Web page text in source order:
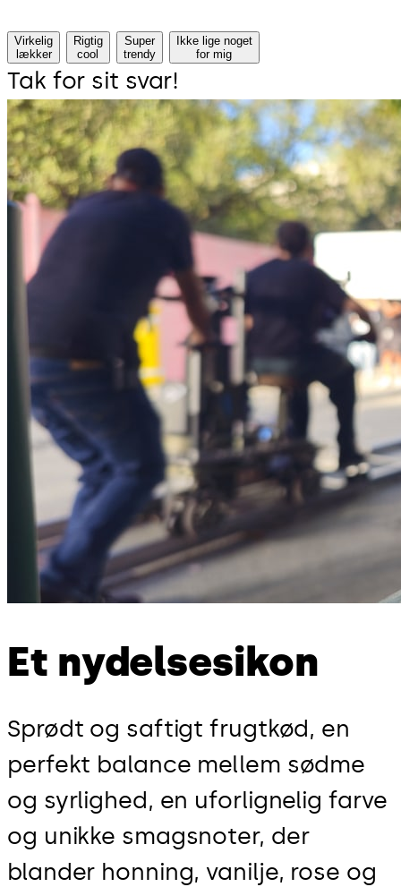
Virkelig
lækker
Rigtig
cool
Super
trendy
Ikke lige noget
for mig
Tak for sit svar!
Et nydelsesikon
Sprødt og saftigt frugtkød, en
perfekt balance mellem sødme
og syrlighed, en uforlignelig farve
og unikke smagsnoter, der
blander honning, vanilje, rose og